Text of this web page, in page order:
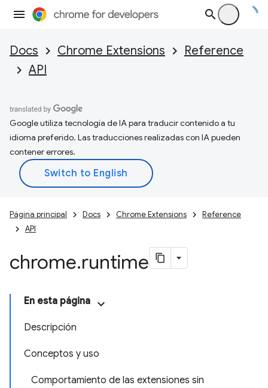
Docs Chrome Extensions
Reference
API
Google utiliza tecnología de IA para traducir contenido a tu
idioma preferido. Las traducciones realizadas con IA pueden
contener errores.
Página principal Docs Chrome Extensions
Reference
API
chrome.runtime
En esta página
Descripción
Conceptos y uso
Comportamiento de las extensiones sin